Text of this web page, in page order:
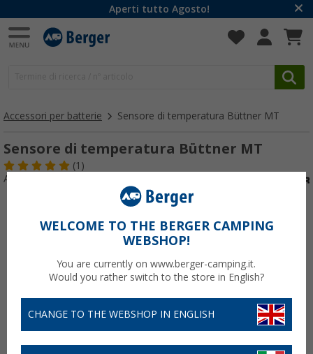
Aperti tutto Agosto!
Accessori per batterie Sensore di temperatura Büttner MT
Sensore di temperatura Büttner MT
(1)
Articolo n: 210160
WELCOME TO THE BERGER CAMPING
WEBSHOP!
You are currently on www.berger-camping.it.
Would you rather switch to the store in English?
CHANGE TO THE WEBSHOP IN ENGLISH